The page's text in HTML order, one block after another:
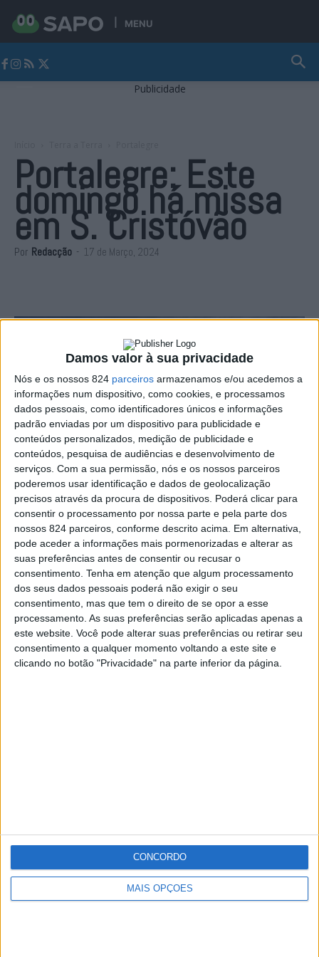
Damos valor à sua privacidade
Nós e os nossos 824 parceiros armazenamos e/ou acedemos a
informações num dispositivo, como cookies, e processamos
dados pessoais, como identificadores únicos e informações
padrão enviadas por um dispositivo para publicidade e
conteúdos personalizados, medição de publicidade e
conteúdos, pesquisa de audiências e desenvolvimento de
serviços. Com a sua permissão, nós e os nossos parceiros
poderemos usar identificação e dados de geolocalização
precisos através da procura de dispositivos. Poderá clicar para
consentir o processamento por nossa parte e pela parte dos
nossos 824 parceiros, conforme descrito acima. Em alternativa,
pode aceder a informações mais pormenorizadas e alterar as
suas preferências antes de consentir ou recusar o
consentimento. Tenha em atenção que algum processamento
dos seus dados pessoais poderá não exigir o seu
consentimento, mas que tem o direito de se opor a esse
processamento. As suas preferências serão aplicadas apenas a
este website. Você pode alterar suas preferências ou retirar seu
consentimento a qualquer momento voltando a este site e
clicando no botão "Privacidade" na parte inferior da página.
MAIS OPÇÕES
CONCORDO
MENU
Publicidade
Portalegre: Este
domingo há missa
em S. Cristóvão
Por Redacção - 17 de Março, 2024
Hoje, domingo, dia 17, pelas 15H30, será celebrada
eucaristia na Igreja de S. Cristóvão, no bairro do
Atalaião.
A comunidade está convidada a participar nesta
eucaristia na Igreja de S. Cristóvão, onde será lembrada